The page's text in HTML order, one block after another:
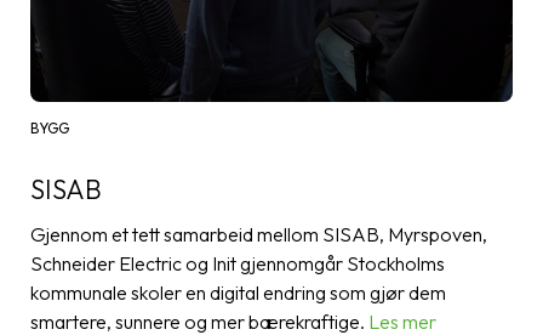
BYGG
SISAB
Gjennom et tett samarbeid mellom SISAB, Myrspoven,
Schneider Electric og Init gjennomgår Stockholms
kommunale skoler en digital endring som gjør dem
smartere, sunnere og mer bærekraftige. Les mer